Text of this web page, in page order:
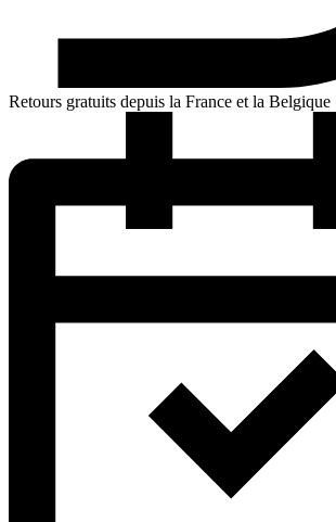
Retours gratuits depuis la France et la Belgique